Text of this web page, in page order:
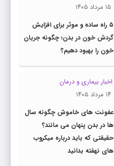
۱۵ مرداد ۱۴۰۵
۵ راه ساده و موثر برای افزایش
گردش خون در بدن؛ چگونه جریان
خون را بهبود دهیم؟
اخبار بیماری و درمان
۱۴ مرداد ۱۴۰۵
عفونت های خاموش چگونه سال
ها در بدن پنهان می مانند؟
حقیقتی که باید درباره میکروب
های نهفته بدانید